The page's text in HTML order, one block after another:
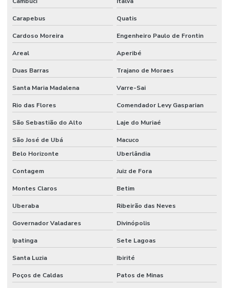
Trava serra
Trava serra circular
Travadeira de serra fita
Carapebus Quatis
Cardoso Moreira Engenheiro Paulo de Frontin
Areal Aperibé
Duas Barras Trajano de Moraes
Santa Maria Madalena Varre-Sai
Rio das Flores Comendador Levy Gasparian
São Sebastião do Alto Laje do Muriaé
São José de Ubá
Macuco
Belo Horizonte
Uberlândia
Contagem Juiz de Fora
Montes Claros Betim
Uberaba Ribeirão das Neves
Governador Valadares Divinópolis
Ipatinga Sete Lagoas
Santa Luzia Ibirité
Poços de Caldas Patos de Minas